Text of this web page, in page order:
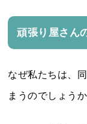
頑張り屋さん
なぜ私たちは、
まうのでしょうか